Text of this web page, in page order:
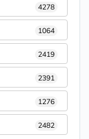
4278
1064
2419
2391
1276
2482